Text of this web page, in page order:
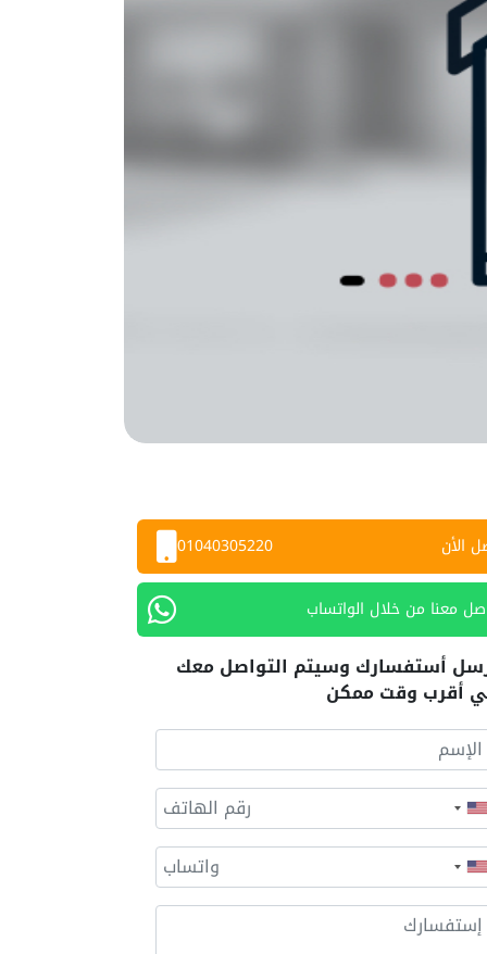
الأن 01040305220
معنا من خلال الواتساب
أستفسارك وسيتم التواصل معك
أقرب وقت ممكن